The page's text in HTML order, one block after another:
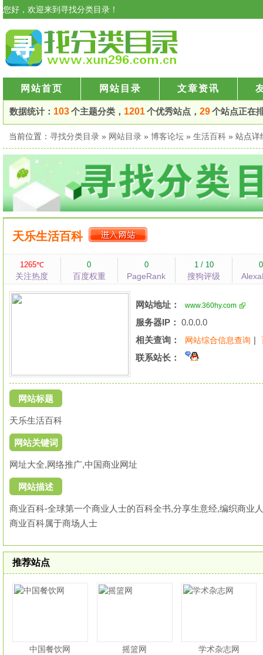
您好，欢迎来到寻找分类目录！
网站首页 网站目录 文章资讯
数据统计： 103个主题分类， 1201个优秀站点， 29个站点正在
当前位置： 寻找分类目录 » 网站目录 » 博客论坛 » 生活百科 » 站点
天乐生活百科
1265℃
关注热度
0
百度权重
0
PageRank
1 / 10
搜狗评级
0
网站地址： www.360hy.com
服务器IP： 0.0.0.0
相关查询：
网站综合信息查询 |
联系站长：
网站标题
天乐生活百科
网站关键词
网址大全,网络推广,中国商业网址
网站描述
商业百科-全球第一个商业人士的百科全书,分享生意经,编织商业
商业百科属于商场人士
推荐站点
中国餐饮网 摇篮网 学术杂志网